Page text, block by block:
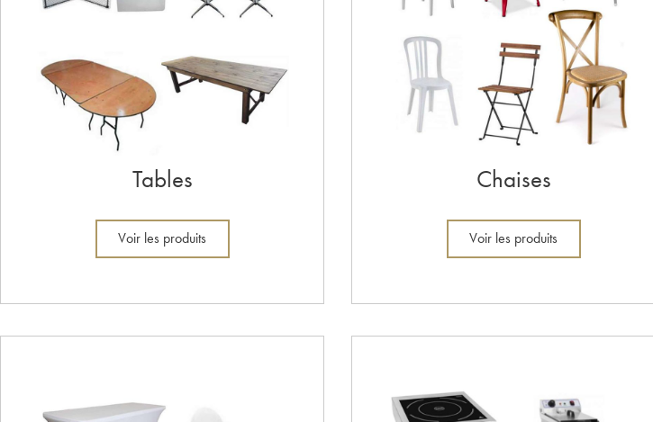
Tables
Voir les produits
Chaises
Voir les produits